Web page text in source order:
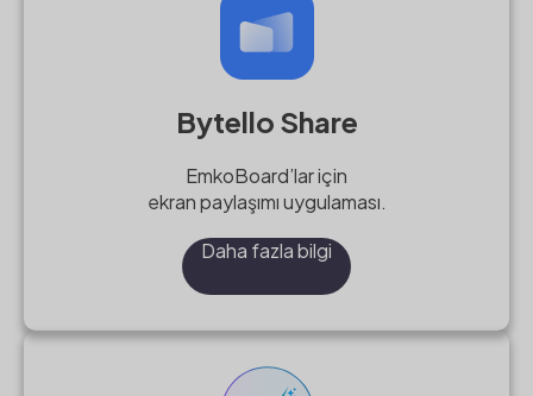
Bytello Share
EmkoBoard’lar için
ekran paylaşımı uygulaması.
Daha fazla bilgi